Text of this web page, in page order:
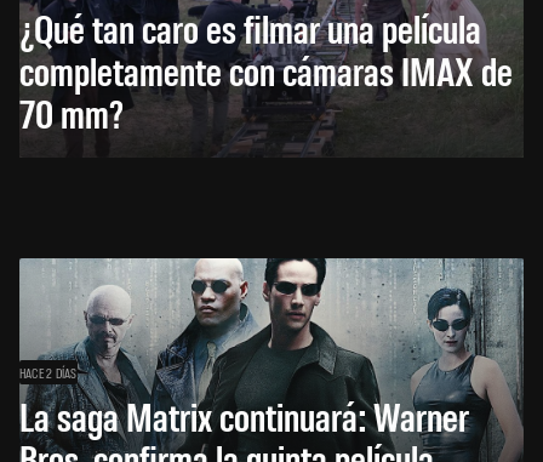
¿Qué tan caro es filmar una película
completamente con cámaras IMAX de
70 mm?
HACE 2 DÍAS
La saga Matrix continuará: Warner